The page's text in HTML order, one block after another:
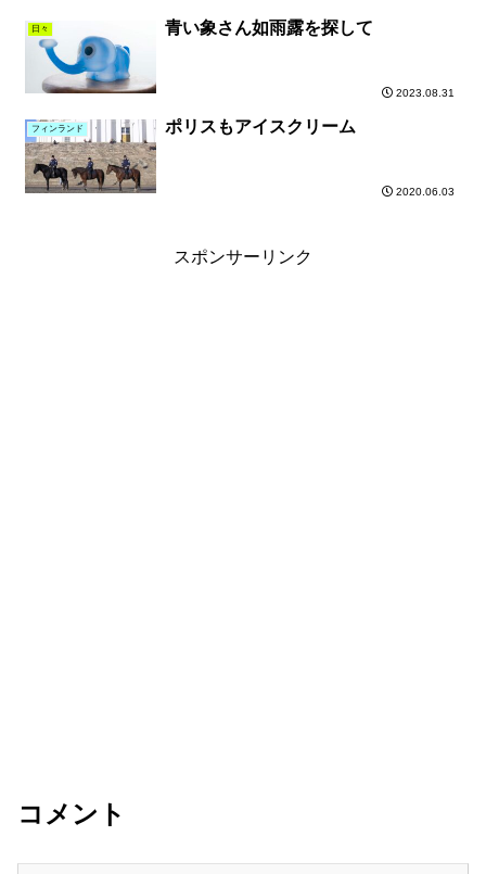
日々 青い象さん如雨露を探して
2023.08.31
フィンランド ポリスもアイスクリーム
2020.06.03
スポンサーリンク
コメント